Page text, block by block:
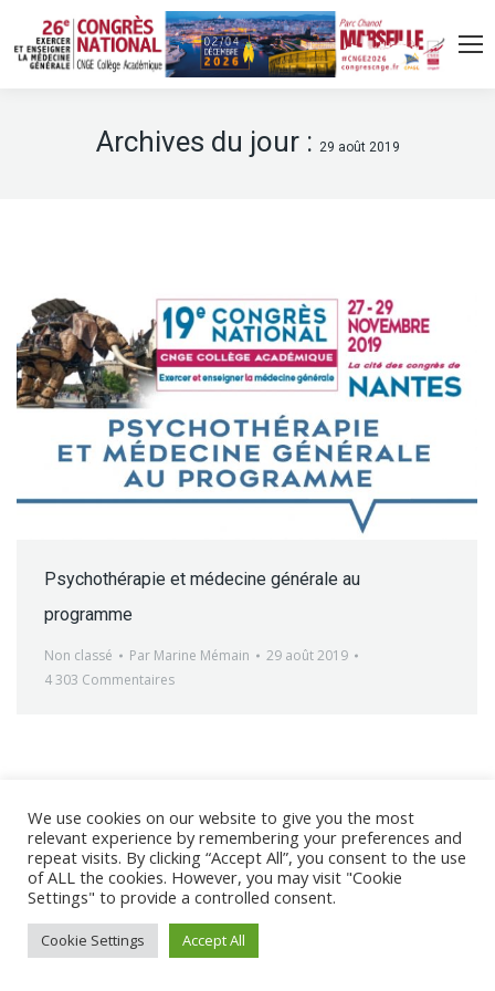
Archives du jour : 29 août 2019
Psychothérapie et médecine générale au
programme
Non classé Par Marine Mémain
29 août 2019
4 303 Commentaires
@ 2017 - 2025 CONGRES CNGE | Tous droits réservés /
Mentions légales|Gestion des cookies|CGV
We use cookies on our website to give you the most
relevant experience by remembering your preferences and
repeat visits. By clicking “Accept All”, you consent to the use
of ALL the cookies. However, you may visit "Cookie
Settings" to provide a controlled consent.
Cookie Settings Accept All